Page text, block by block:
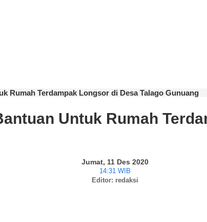
Rumah Terdampak Longsor di Desa Talago Gunuang
Untuk Rumah
Jumat, 11 Des 2020
14:31 WIB
Editor: redaksi